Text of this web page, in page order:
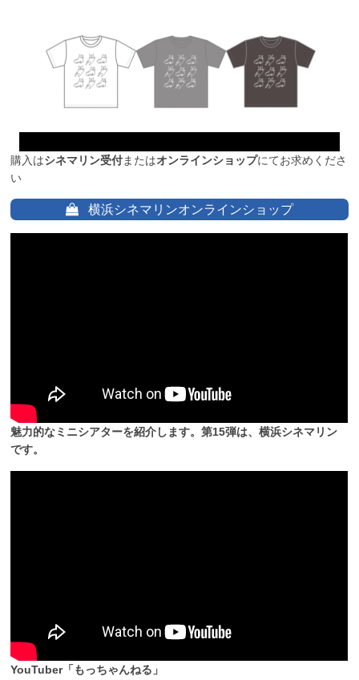
購入はシネマリン受付またはオンラインショップにてお求めくださ
い
横浜シネマリンオンラインショップ
魅力的なミニシアターを紹介します。第15弾は、横浜シネマリン
です。
YouTuber「もっちゃんねる」